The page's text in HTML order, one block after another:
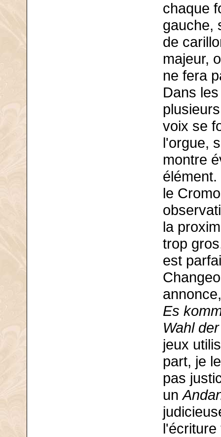
chaque
gauche,
de
majeur,
ne fera
Dans
voix se
l'orgue,
montre
le
la
trop
est
Es
Wahl
jeux
part, je
pas
un